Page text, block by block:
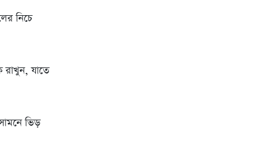
নিচে
রাখুন, যাতে
ভিড়